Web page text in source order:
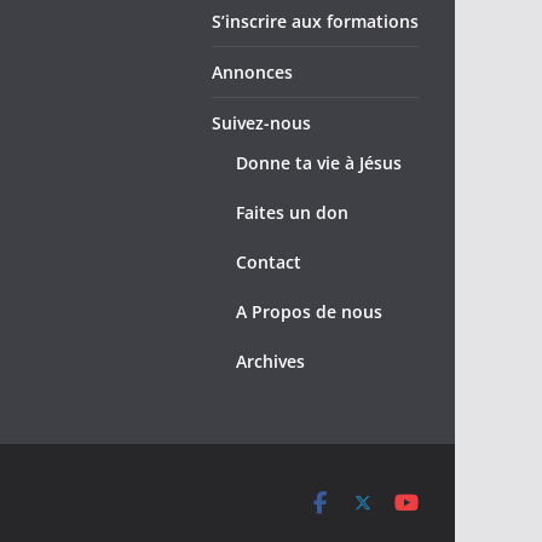
S’inscrire aux formations
Annonces
Suivez-nous
Donne ta vie à Jésus
Faites un don
Contact
A Propos de nous
Archives